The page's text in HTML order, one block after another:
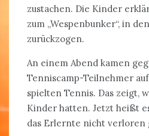
zustachen. Die Kinder
zum „Wespenbunker“, in
zurückzogen.
An einem Abend kamen
Tenniscamp-Teilnehmer
spielten Tennis. Das zeigt,
Kinder hatten. Jetzt heißt
das Erlernte nicht verloren